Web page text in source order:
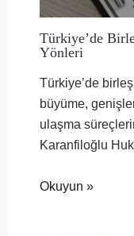
Türkiye’de
Yönleri
Türkiye’de
büyüme,
ulaşma
Karanfiloğlu
Okuyun »